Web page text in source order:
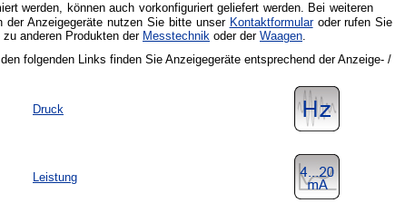
werden, können auch vorkonfiguriert geliefert werden. Bei weiteren
der Anzeigegeräte nutzen Sie bitte unser Kontaktformular oder rufen
anderen Produkten der Messtechnik oder der Waagen.
den folgenden Links finden Sie Anzeigegeräte entsprechend der Anzeige-
Druck
Leistung